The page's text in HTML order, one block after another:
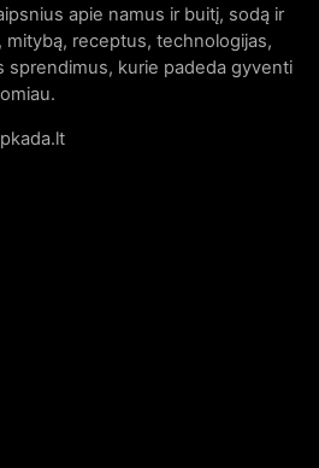
apie namus ir buitį, sodą ir
mitybą, receptus, technologijas,
sprendimus, kurie padeda gyventi